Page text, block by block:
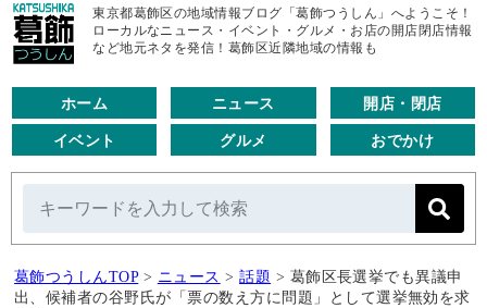
東京都葛飾区の地域情報ブログ「葛飾つうしん」へようこそ！
ローカルなニュース・イベント・グルメ・お店の開店閉店情報
など地元ネタを発信！葛飾区近隣地域の情報も
ホーム ニュース 開店・閉店
イベント グルメ おでかけ
葛飾つうしんTOP > ニュース > 話題 > 葛飾区長選挙でも異議申
出、候補者の谷野氏が「票の数え方に問題」として選挙無効を求